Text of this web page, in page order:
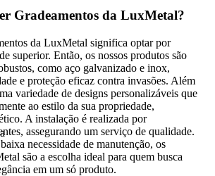
Gradeamentos da LuxMetal?
da LuxMetal significa optar por
superior. Então, os nossos produtos são
como aço galvanizado e inox,
e proteção eficaz contra invasões. Além
variedade de designs personalizáveis que
ao estilo da sua propriedade,
A instalação é realizada por
assegurando um serviço de qualidade.
necessidade de manutenção, os
são a escolha ideal para quem busca
em um só produto.